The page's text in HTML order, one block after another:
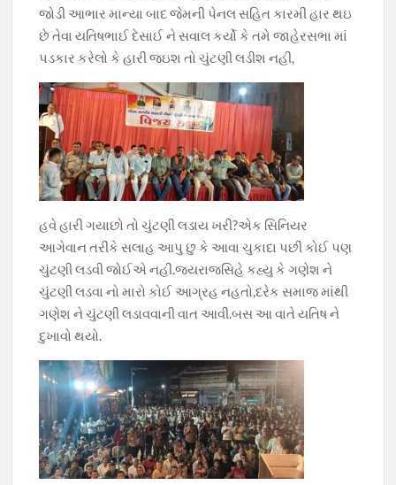
જોડી આભાર માન્યા બાદ જેમની પેનલ સહિત કારમી હાર થઇ
છે તેવા યતિષભાઈ દેસાઈ ને સવાલ કર્યો કે તમે જાહેરસભા માં
પડકાર કરેલો કે હારી જઇશ તો ચુંટણી લડીશ નહી,
હવે હારી ગયાછો તો ચુંટણી લડાય ખરી?એક સિનિયર
આગેવાન તરીકે સલાહ આપુ છુ કે આવા ચુકાદા પછી કોઈ પણ
ચુંટણી લડવી જોઈએ નહી.જયરાજસિહે કહ્યુ કે ગણેશ ને
ચુંટણી લડવા નો મારો કોઈ આગ્રહ નહતો,દરેક સમાજ માંથી
ગણેશ ને ચુંટણી લડાવવાની વાત આવી.બસ આ વાતે યતિષ ને
દુખાવો થયો.